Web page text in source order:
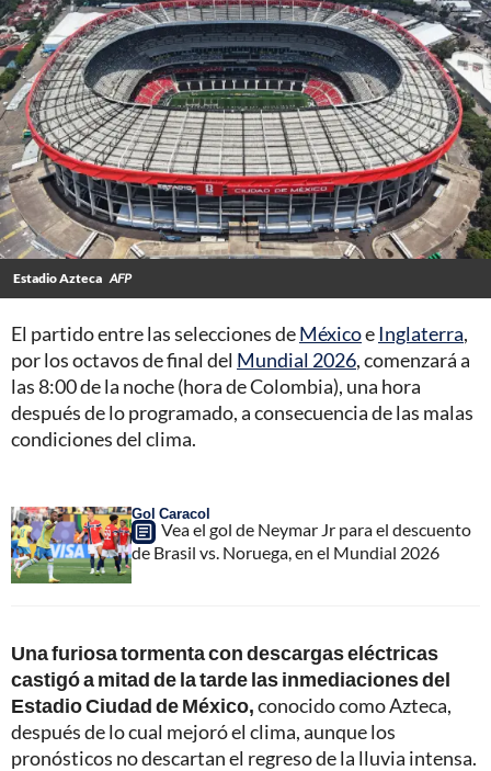
Estadio Azteca AFP
El partido entre las selecciones deMéxicoeInglaterra,
por los octavos de final del Mundial 2026, comenzará a
las 8:00 de la noche (hora de Colombia), una hora
después de lo programado, a consecuencia de las malas
condiciones del clima.
Gol Caracol
Vea el gol de Neymar Jr para el descuento
de Brasil vs. Noruega, en el Mundial 2026
Una furiosa tormenta con descargas eléctricas
castigó a mitad de la tarde las inmediaciones del
Estadio Ciudad de México,conocido como Azteca,
después de lo cual mejoró el clima, aunque los
pronósticos no descartan el regreso de la lluvia intensa.